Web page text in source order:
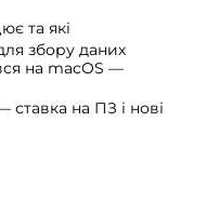
та які
збору даних
на macOS —
ставка на ПЗ і нові